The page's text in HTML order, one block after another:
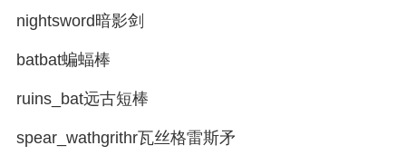
nightsword暗影剑
batbat蝙蝠棒
ruins_bat远古短棒
spear_wathgrithr瓦丝格雷斯矛